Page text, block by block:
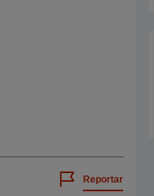
Reportar